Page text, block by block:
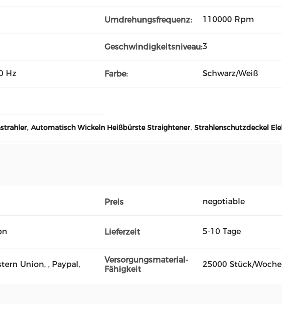
Umdrehungsfrequenz: 110000 Rpm
Geschwindigkeitsniveau:3
Hz Farbe: Schwarz/Weiß
, Automatisch Wickeln Heißbürste Straightener, Strahlenschutzdeckel
Preis negotiable
Lieferzeit 5-10 Tage
Union, , Paypal,
Versorgungsmaterial-
Fähigkeit
25000 Stück/Woche